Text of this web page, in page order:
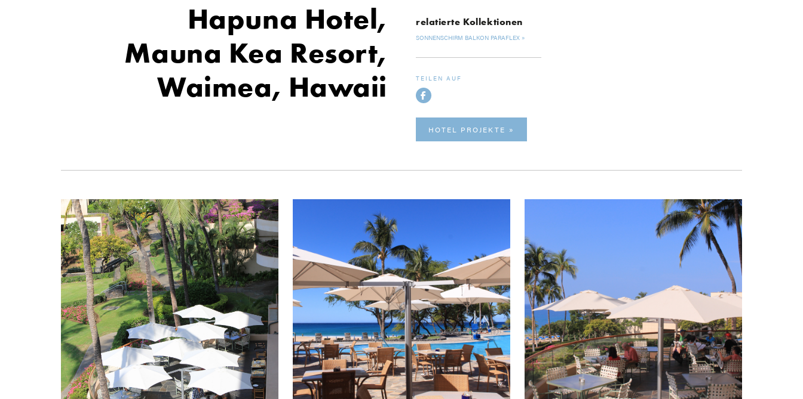
Hapuna Hotel,
Mauna Kea Resort,
Waimea, Hawaii
relatierte Kollektionen
SONNENSCHIRM BALKON PARAFLEX
TEILEN AUF
HOTEL PROJEKTE